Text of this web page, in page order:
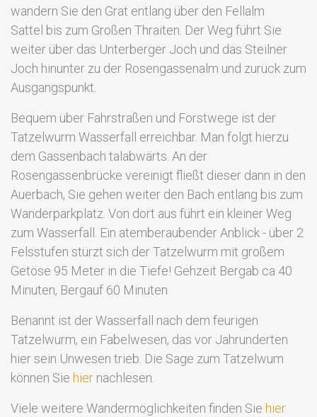
wandern Sie den Grat entlang über den Fellalm
Sattel bis zum Großen Thraiten. Der Weg führt Sie
weiter über das Unterberger Joch und das Steilner
Joch hinunter zu der Rosengassenalm und zurück zum
Ausgangspunkt.
Bequem über Fahrstraßen und Forstwege ist der
Tatzelwurm Wasserfall erreichbar. Man folgt hierzu
dem Gassenbach talabwärts. An der
Rosengassenbrücke vereinigt fließt dieser dann in den
Auerbach, Sie gehen weiter den Bach entlang bis zum
Wanderparkplatz. Von dort aus führt ein kleiner Weg
zum Wasserfall. Ein atemberaubender Anblick - über 2
Felsstufen stürzt sich der Tatzelwurm mit großem
Getöse 95 Meter in die Tiefe! Gehzeit Bergab ca 40
Minuten, Bergauf 60 Minuten
Benannt ist der Wasserfall nach dem feurigen
Tatzelwurm, ein Fabelwesen, das vor Jahrunderten
hier sein Unwesen trieb. Die Sage zum Tatzelwum
können Sie hier nachlesen.
Viele weitere Wandermöglichkeiten finden Sie hier.